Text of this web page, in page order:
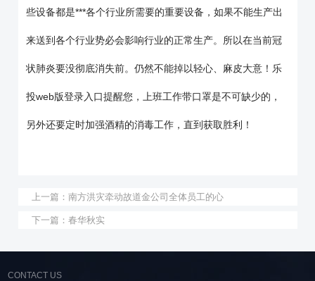
些设备都是***各个行业所需要的重要设备，如果不能生产出
来送到各个行业势必会影响行业的正常生产。所以在当前冠
状肺炎要没彻底消失前。仍然不能掉以轻心、麻皮大意！ 乐
投web版登录入口提醒您，上班工作带口罩是不可缺少的，
另外还要定时加强酒精的消毒工作，直到获取胜利！
上一篇：南方洪灾牵动故道金公司全体员工的心
下一篇：春华秋实
CONTACT US